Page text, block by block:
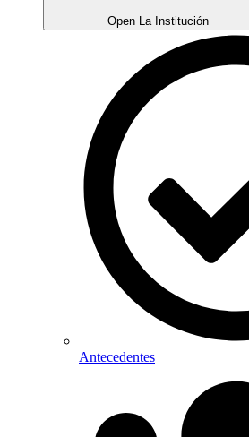
Open La Institución
Antecedentes